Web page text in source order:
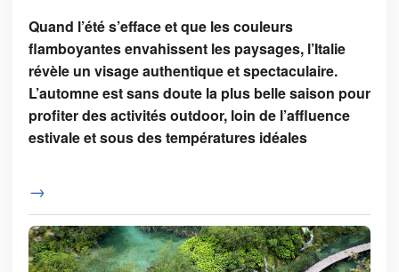
Quand l’été s’efface et que les couleurs
flamboyantes envahissent les paysages, l’Italie
révèle un visage authentique et spectaculaire.
L’automne est sans doute la plus belle saison pour
profiter des activités outdoor, loin de l’affluence
estivale et sous des températures idéales
→